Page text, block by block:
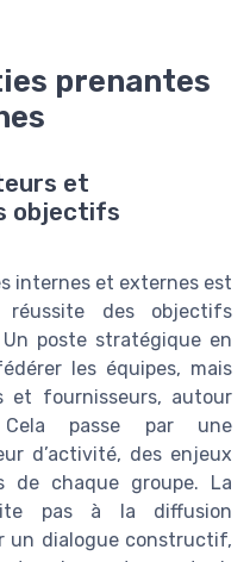
prenantes
et
objectifs
internes et externes est
des objectifs
poste stratégique en
les équipes, mais
et fournisseurs, autour
Cela passe par une
d’activité, des enjeux
chaque groupe. La
pas à la diffusion
un dialogue constructif,